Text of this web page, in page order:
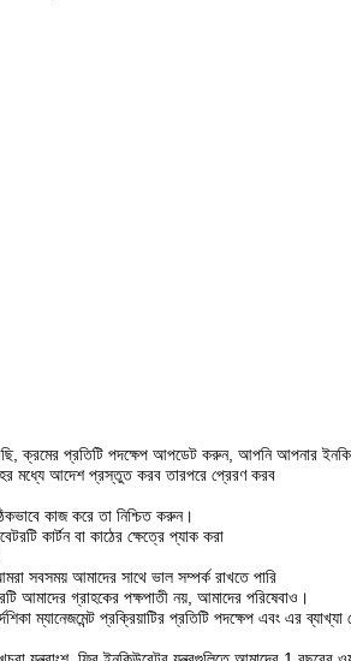
ক্রমের প্রতিটি পদক্ষেপ আপডেট করুন, আপনি আপনার
মধ্যে আদেশ প্রস্তুত করব তারপরে প্রেরণ করব
কাজ করে তা নিশ্চিত করুন।
কার্টন বা কাঠের ক্ষেত্রে প্যাক করা
সবসময় আমাদের সাথে ভাল সম্পর্ক রাখতে পারি
আমাদের গ্রাহকের পক্ষপাতী নয়, আমাদের পরিষেবাও।
প্রক্রিয়াটির প্রতিটি পদক্ষেপ এবং এর ব্যাখ্যা